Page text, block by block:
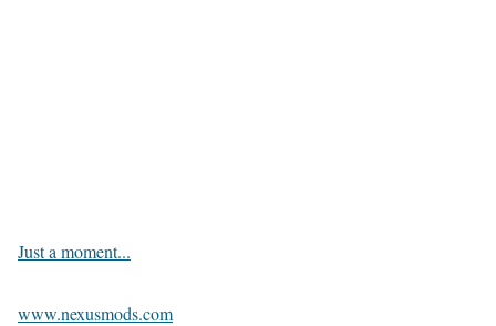
Just a moment...
www.nexusmods.com